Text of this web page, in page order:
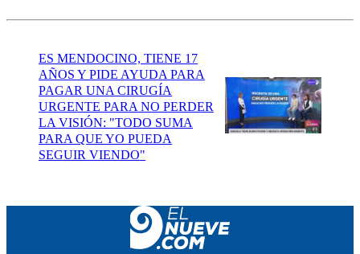
ES MENDOCINO, TIENE 17
AÑOS Y PIDE AYUDA PARA
PAGAR UNA CIRUGÍA
URGENTE PARA NO PERDER
LA VISIÓN: "TODO SUMA
PARA QUE YO PUEDA
SEGUIR VIENDO"